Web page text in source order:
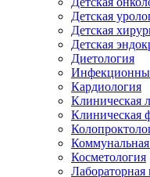
Детская
Детская
Детская
Диетология
Кардиология
Клиническая
Клиническая
Косметология
Лабораторная